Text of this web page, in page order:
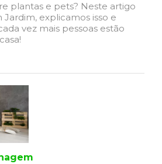
plantas e pets? Neste artigo
explicamos isso e
vez mais pessoas estão